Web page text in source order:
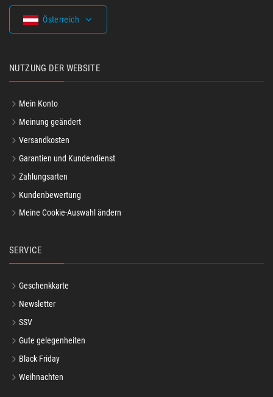
Österreich
NUTZUNG DER WEBSITE
Mein Konto
Meinung geändert
Versandkosten
Garantien und Kundendienst
Zahlungsarten
Kundenbewertung
Meine Cookie-Auswahl ändern
SERVICE
Geschenkkarte
Newsletter
SSV
Gute gelegenheiten
Black Friday
Weihnachten